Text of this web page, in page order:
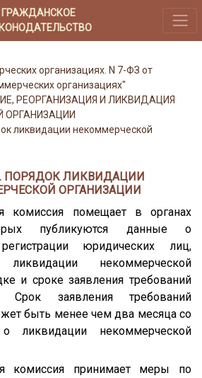
ГРАЖДАНСКОЕ
организациях. N 7-ФЗ от
организациях"
РЕОРГАНИЗАЦИЯ И ЛИКВИДАЦИЯ
ОРГАНИЗАЦИИ
ликвидации некоммерческой
ПОРЯДОК ЛИКВИДАЦИИ
ОРГАНИЗАЦИИ
комиссия помещает в органах
публикуются данные о
регистрации юридических лиц,
некоммерческой
и сроке заявления требований
Срок заявления требований
быть менее чем два месяца со
ликвидации некоммерческой
комиссия принимает меры по